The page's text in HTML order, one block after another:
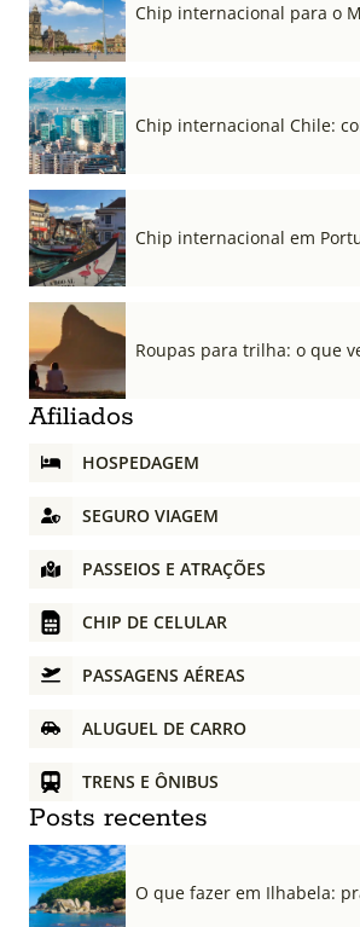
Chip internacional para o
Chip internacional Chile:
Chip internacional em
Roupas para trilha: o que
Afiliados
HOSPEDAGEM
SEGURO VIAGEM
PASSEIOS E ATRAÇÕES
CHIP DE CELULAR
PASSAGENS AÉREAS
ALUGUEL DE CARRO
TRENS E ÔNIBUS
Posts recentes
O que fazer em Ilhabela: